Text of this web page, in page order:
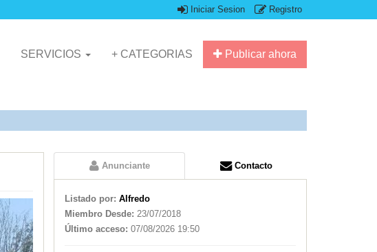
Iniciar Sesion Registro
Publicar ahora
SERVICIOS + CATEGORIAS
Anunciante Contacto
Listado por: Alfredo
Miembro Desde: 23/07/2018
Último acceso: 07/08/2026 19:50